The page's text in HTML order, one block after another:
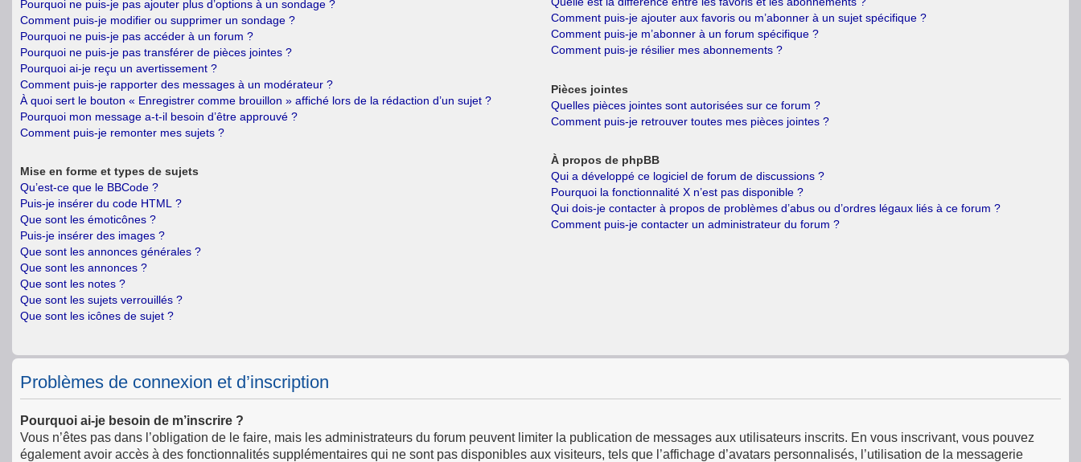
Pourquoi ne puis-je pas ajouter plus d’options à un sondage ?
Comment puis-je modifier ou supprimer un sondage ?
Pourquoi ne puis-je pas accéder à un forum ?
Pourquoi ne puis-je pas transférer de pièces jointes ?
Pourquoi ai-je reçu un avertissement ?
Comment puis-je rapporter des messages à un modérateur ?
À quoi sert le bouton « Enregistrer comme brouillon » affiché lors de la rédaction d’un sujet ?
Pourquoi mon message a-t-il besoin d’être approuvé ?
Comment puis-je remonter mes sujets ?
Mise en forme et types de sujets
Qu’est-ce que le BBCode ?
Puis-je insérer du code HTML ?
Que sont les émoticônes ?
Puis-je insérer des images ?
Que sont les annonces générales ?
Que sont les annonces ?
Que sont les notes ?
Que sont les sujets verrouillés ?
Que sont les icônes de sujet ?
Comment puis-je ajouter aux favoris ou m’abonner à un sujet spécifique ?
Comment puis-je m’abonner à un forum spécifique ?
Comment puis-je résilier mes abonnements ?
Pièces jointes
Quelles pièces jointes sont autorisées sur ce forum ?
Comment puis-je retrouver toutes mes pièces jointes ?
À propos de phpBB
Qui a développé ce logiciel de forum de discussions ?
Pourquoi la fonctionnalité X n’est pas disponible ?
Qui dois-je contacter à propos de problèmes d’abus ou d’ordres légaux liés à ce forum ?
Comment puis-je contacter un administrateur du forum ?
Problèmes de connexion et d’inscription
Pourquoi ai-je besoin de m’inscrire ?
Vous n’êtes pas dans l’obligation de le faire, mais les administrateurs du forum peuvent limiter la publication de messages aux utilisateurs inscrits. En vous inscrivant, vous pouvez
également avoir accès à des fonctionnalités supplémentaires qui ne sont pas disponibles aux visiteurs, tels que l’affichage d’avatars personnalisés, l’utilisation de la messagerie